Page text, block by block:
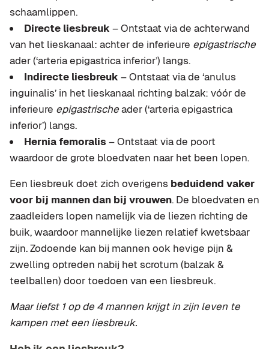
schaamlippen.
Directe liesbreuk – Ontstaat via de achterwand
van het lieskanaal: achter de inferieure epigastrische
ader (‘arteria epigastrica inferior’) langs.
Indirecte liesbreuk – Ontstaat via de ‘anulus
inguinalis’ in het lieskanaal richting balzak: vóór de
inferieure epigastrischeader (‘arteria epigastrica
inferior’) langs.
Hernia femoralis – Ontstaat via de poort
waardoor de grote bloedvaten naar het been lopen.
Een liesbreuk doet zich overigens beduidend vaker
voor bij mannen dan bij vrouwen. De bloedvaten en
zaadleiders lopen namelijk via de liezen richting de
buik, waardoor mannelijke liezen relatief kwetsbaar
zijn. Zodoende kan bij mannen ook hevige pijn &
zwelling optreden nabij het scrotum (balzak &
teelballen) door toedoen van een liesbreuk.
Maar liefst 1 op de 4 mannen krijgt in zijn leven te
kampen met een liesbreuk.